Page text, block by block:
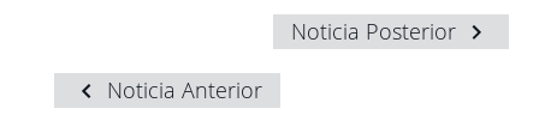
Noticia Posterior
Noticia Anterior